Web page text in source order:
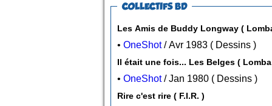
COLLECTIFS BD
Les Amis de Buddy
• OneShot / Avr 1983 ( Dessins )
Il était une fois... Les Belges (
• OneShot / Jan 1980 ( Dessins )
Rire c'est rire ( F.I.R. )